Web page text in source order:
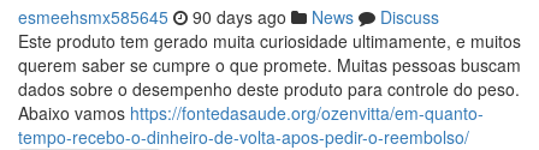
esmeehsmx585645 90 days ago News
Discuss
Este produto tem gerado muita curiosidade ultimamente, e muitos
querem saber se cumpre o que promete. Muitas pessoas buscam
dados sobre o desempenho deste produto para controle do peso.
Abaixo vamos https://fontedasaude.org/ozenvitta/em-quanto-
tempo-recebo-o-dinheiro-de-volta-apos-pedir-o-reembolso/